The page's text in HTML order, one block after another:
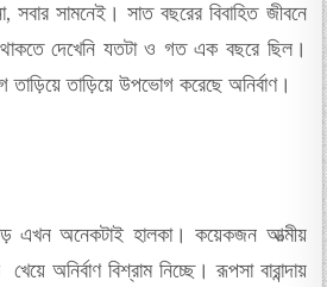
সবার সামনেই। সাত বছরের বিবাহিত জীবনে
দেখেনি যতটা ও গত এক বছরে ছিল।
তাড়িয়ে তাড়িয়ে উপভোগ করেছে অনির্বাণ।
এখন অনেকটাই হালকা। কয়েকজন আত্মীয়
অনির্বাণ বিশ্রাম নিচ্ছে। রূপসা বারান্দায়